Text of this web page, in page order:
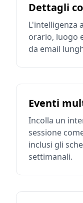
Dettagli
L'intelligenza
orario, luogo
da email
Eventi
Incolla un
sessione
inclusi gli
settimanali.